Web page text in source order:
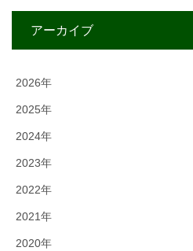
アーカイブ
2026年
2025年
2024年
2023年
2022年
2021年
2020年